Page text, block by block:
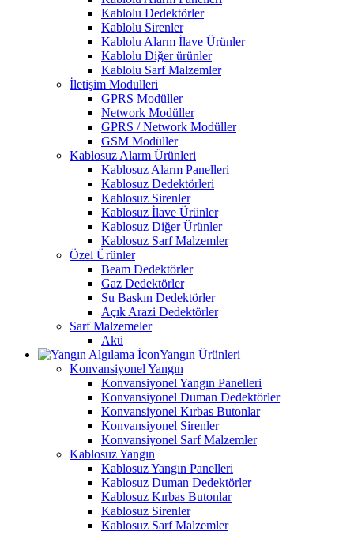
Kablolu Dedektörler
Kablolu Sirenler
Kablolu Alarm İlave Ürünler
Kablolu Diğer ürünler
Kablolu Sarf Malzemler
İletişim Modulleri
GPRS Modüller
Network Modüller
GPRS / Network Modüller
GSM Modüller
Kablosuz Alarm Ürünleri
Kablosuz Alarm Panelleri
Kablosuz Dedektörleri
Kablosuz Sirenler
Kablosuz İlave Ürünler
Kablosuz Diğer Ürünler
Kablosuz Sarf Malzemler
Özel Ürünler
Beam Dedektörler
Gaz Dedektörler
Su Baskın Dedektörler
Açık Arazi Dedektörler
Sarf Malzemeler
Akü
Yangın Ürünleri
Konvansiyonel Yangın
Konvansiyonel Yangın Panelleri
Konvansiyonel Duman Dedektörler
Konvansiyonel Kırbas Butonlar
Konvansiyonel Sirenler
Konvansiyonel Sarf Malzemler
Kablosuz Yangın
Kablosuz Yangın Panelleri
Kablosuz Duman Dedektörler
Kablosuz Kırbas Butonlar
Kablosuz Sirenler
Kablosuz Sarf Malzemler